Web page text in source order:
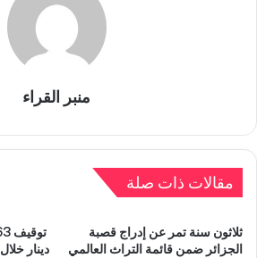
منبر القراء
مقالات ذات صلة
ثلاثون سنة تمر عن إدراج قصبة
الجزائر ضمن قائمة التراث العالمي
دينار خلال 9 أشهر